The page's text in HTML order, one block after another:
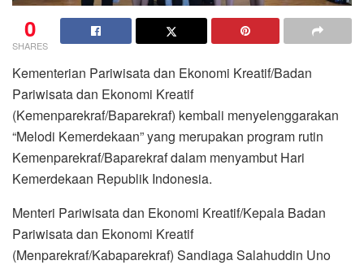
0
SHARES
Kementerian Pariwisata dan Ekonomi Kreatif/Badan
Pariwisata dan Ekonomi Kreatif
(Kemenparekraf/Baparekraf) kembali menyelenggarakan
“Melodi Kemerdekaan” yang merupakan program rutin
Kemenparekraf/Baparekraf dalam menyambut Hari
Kemerdekaan Republik Indonesia.
Menteri Pariwisata dan Ekonomi Kreatif/Kepala Badan
Pariwisata dan Ekonomi Kreatif
(Menparekraf/Kabaparekraf) Sandiaga Salahuddin Uno